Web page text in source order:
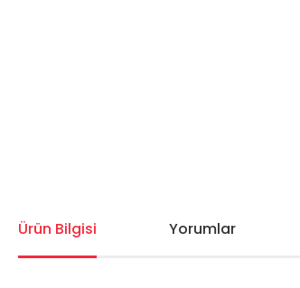
Ürün Bilgisi Yorumlar